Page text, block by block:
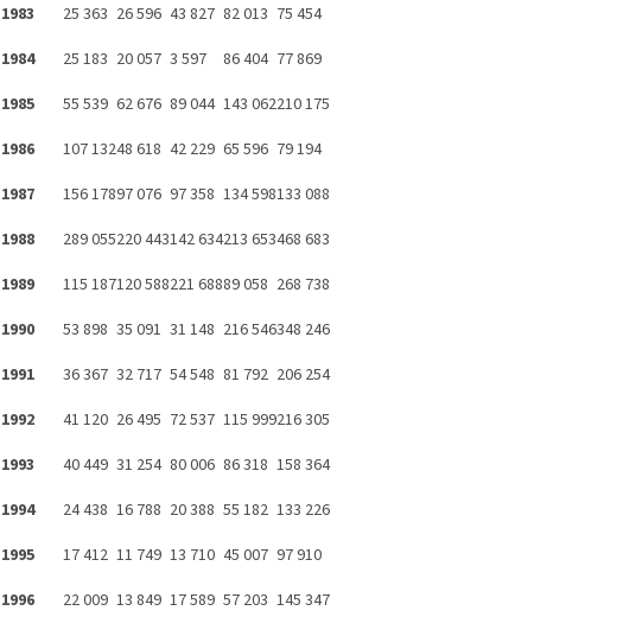
1983
25 363 26 596 43 827 82 013 75 454
1984
25 183 20 057 3 597 86 404 77 869
1985
55 539 62 676 89 044 143 062210 175
1986
107 13248 618 42 229 65 596 79 194
1987
156 17897 076 97 358 134 598133 088
1988
289 055220 443142 634213 653468 683
1989
115 187120 588221 68889 058 268 738
1990
53 898 35 091 31 148 216 546348 246
1991
36 367 32 717 54 548 81 792 206 254
1992
41 120 26 495 72 537 115 999216 305
1993
40 449 31 254 80 006 86 318 158 364
1994
24 438 16 788 20 388 55 182 133 226
1995
17 412 11 749 13 710 45 007 97 910
1996
22 009 13 849 17 589 57 203 145 347